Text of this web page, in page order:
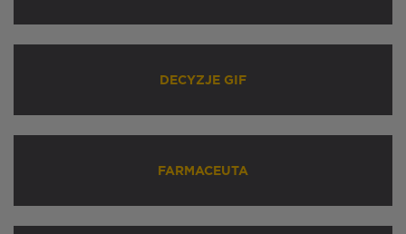
DECYZJE GIF
FARMACEUTA